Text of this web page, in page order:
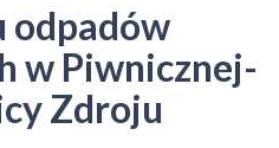
odpadów
w Piwnicznej-
Zdroju